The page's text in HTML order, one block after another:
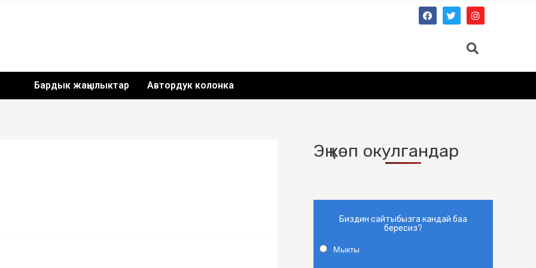
Бардык жаңылыктар Автордук колонка
Эң көп окулгандар
Биздин сайтыбызга кандай баа
бересиз?
Мыкты